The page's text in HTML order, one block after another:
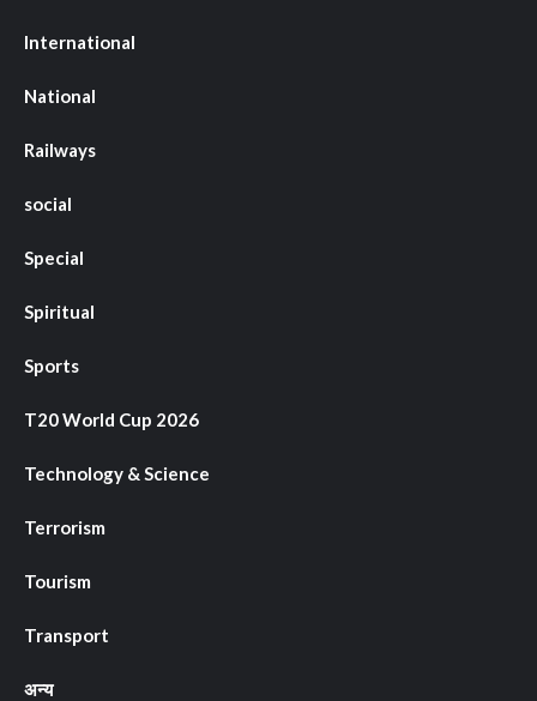
International
National
Railways
social
Special
Spiritual
Sports
T20 World Cup 2026
Technology & Science
Terrorism
Tourism
Transport
अन्य